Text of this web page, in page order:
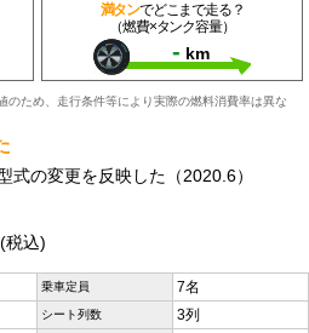
満タンでどこまで走る？
（燃費×タンク容量）
- km
ため、走行条件等により実際の燃料消費率は異な
式の変更を反映した（2020.6）
税込)
乗車定員 7名
シート列数 3列